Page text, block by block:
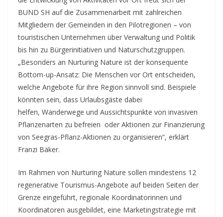
BUND SH auf die Zusammenarbeit mit zahlreichen
Mitgliedern der Gemeinden in den Pilotregionen – von
touristischen Unternehmen über Verwaltung und Politik
bis hin zu Bürgerinitiativen und Naturschutzgruppen.
„Besonders an Nurturing Nature ist der konsequente
Bottom-up-Ansatz: Die Menschen vor Ort entscheiden,
welche Angebote für ihre Region sinnvoll sind. Beispiele
könnten sein, dass Urlaubsgäste dabei
helfen, Wanderwege und Aussichtspunkte von invasiven
Pflanzenarten zu befreien oder Aktionen zur Finanzierung
von Seegras-Pflanz-Aktionen zu organisieren“, erklärt
Franzi Bäker.
Im Rahmen von Nurturing Nature sollen mindestens 12
regenerative Tourismus-Angebote auf beiden Seiten der
Grenze eingeführt, regionale Koordinatorinnen und
Koordinatoren ausgebildet, eine Marketingstrategie mit